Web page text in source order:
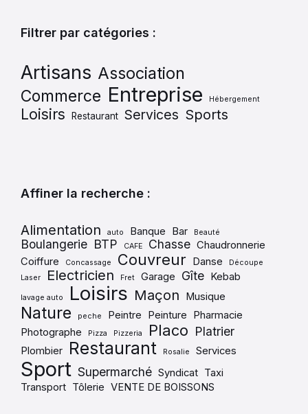
Filtrer par catégories :
Artisans Association
Commerce Entreprise Hébergement
Loisirs Restaurant Services Sports
Affiner la recherche :
Alimentation auto Banque Bar Beauté
Boulangerie BTP CAFE Chasse Chaudronnerie
Coiffure
Concassage Couvreur Danse
Découpe
Laser
Electricien Fret Garage Gîte Kebab
lavage auto Loisirs Maçon Musique
Nature peche Peintre Peinture
Pharmacie
Photographe
Pizza Pizzeria Placo Platrier
Plombier Restaurant Rosalie Services
Sport Supermarché Syndicat Taxi
Transport Tôlerie VENTE DE BOISSONS